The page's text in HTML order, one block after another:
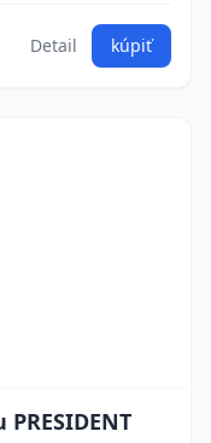
Detail kúpiť